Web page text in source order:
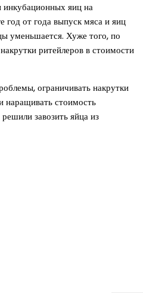
инкубационных яиц на
год от года выпуск мяса и яиц
уменьшается. Хуже того, по
ритейлеров в стоимости
ограничивать накрутки
наращивать стоимость
завозить яйца из